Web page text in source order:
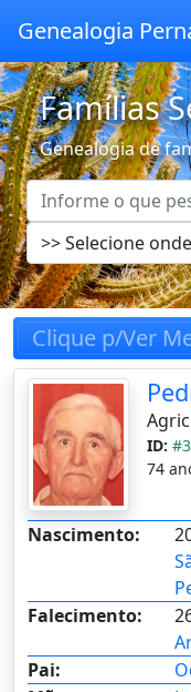
Genealogia
Famílias
Genealogia de
Clique p/Ver
ID:
74
Nascimento:
Falecimento:
Pai: